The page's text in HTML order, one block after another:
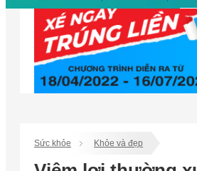
Sức khỏe Khỏe và đẹp